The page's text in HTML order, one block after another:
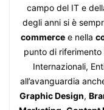
campo del IT e
degli anni si è
commercee nella
punto di
Internazionali,
all’avanguardia
Graphic Design,